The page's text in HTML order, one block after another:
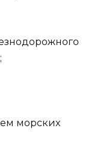
морских